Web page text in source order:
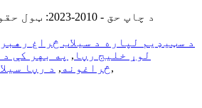
© د چاپ حق - 2010-2023: ټول حقونه خوندي دي.
د سټیډیم لپاره د سیلاب څراغ
Ufo Led لوړ خلیج رڼا , په بهر کې د
څراغونه , د رڼا ,